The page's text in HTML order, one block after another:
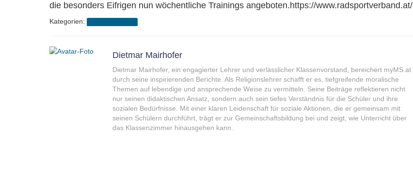
die besonders Eifrigen nun wöchentliche Trainings angeboten.https://www.radsportverband.at/
Kategorien:
Dietmar Mairhofer
Dietmar Mairhofer, ein engagierter Lehrer und verlässlicher Klassenvorstand, bereichert myMS.at
durch seine inspirierenden Berichte. Als Religionslehrer schafft er es, tiefgreifende moralische
Themen auf lebendige und ansprechende Weise zu vermitteln. Seine Beiträge reflektieren nicht
nur seinen didaktischen Ansatz, sondern auch sein tiefes Verständnis für die Schüler und ihre
sozialen Bedürfnisse. Mit einer klaren Leidenschaft für soziale Aktionen, die er gemeinsam mit
seinen Schülern durchführt, trägt er zur Gemeinschaftsbildung bei und zeigt, wie Unterricht über
das Klassenzimmer hinausgehen kann.